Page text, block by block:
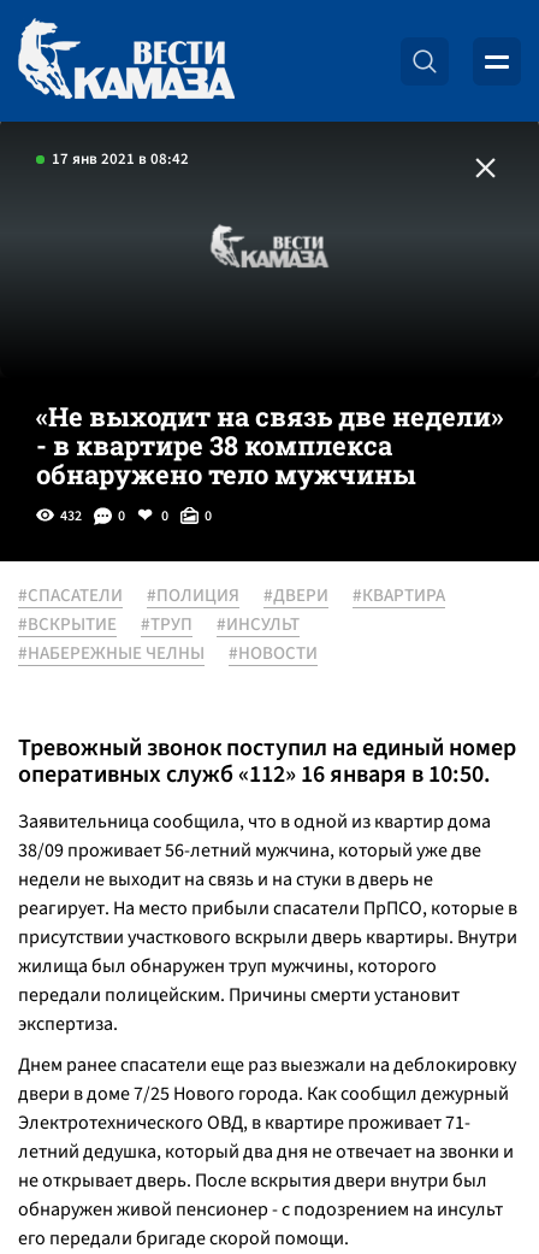
17 янв 2021 в 08:42
«Не выходит на связь две недели»
- в квартире 38 комплекса
обнаружено тело мужчины
432 0 0 0
#СПАСАТЕЛИ #ПОЛИЦИЯ #ДВЕРИ
#КВАРТИРА
#ВСКРЫТИЕ
#ТРУП
#ИНСУЛЬТ
#НАБЕРЕЖНЫЕ ЧЕЛНЫ
#НОВОСТИ
Тревожный звонок поступил на единый номер
оперативных служб «112» 16 января в 10:50.
Заявительница сообщила, что в одной из квартир дома
38/09 проживает 56-летний мужчина, который уже две
недели не выходит на связь и на стуки в дверь не
реагирует. На место прибыли спасатели ПрПСО, которые в
присутствии участкового вскрыли дверь квартиры. Внутри
жилища был обнаружен труп мужчины, которого
передали полицейским. Причины смерти установит
экспертиза.
Днем ранее спасатели еще раз выезжали на деблокировку
двери в доме 7/25 Нового города. Как сообщил дежурный
Электротехнического ОВД, в квартире проживает 71-
летний дедушка, который два дня не отвечает на звонки и
не открывает дверь. После вскрытия двери внутри был
обнаружен живой пенсионер - с подозрением на инсульт
его передали бригаде скорой помощи.